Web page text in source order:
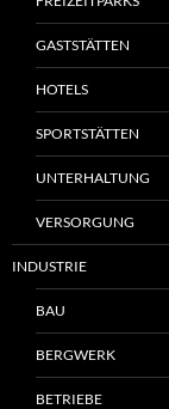
GASTSTÄTTEN
HOTELS
SPORTSTÄTTEN
UNTERHALTUNG
VERSORGUNG
INDUSTRIE
BAU
BERGWERK
BETRIEBE